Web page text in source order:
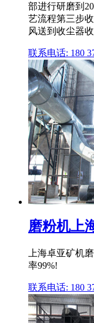
部进行研磨到
艺流程第三步
风送到收尘器
联系电话: 180
磨粉机上
上海卓亚矿机
率99%!
联系电话: 180